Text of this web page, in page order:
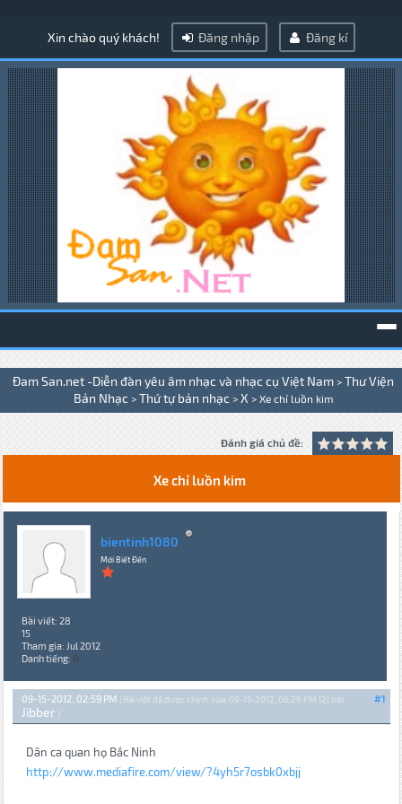
Xin chào quý khách! Đăng nhập Đăng kí
Đam San.net -Diễn đàn yêu âm nhạc và nhạc cụ Việt Nam > Thư Viện
Bản Nhạc > Thứ tự bản nhạc > X > Xe chỉ luồn kim
Đánh giá chủ đề:
Xe chỉ luồn kim
bientinh1080
Mới Biết Đến
Bài viết: 28
15
Tham gia: Jul 2012
Danh tiếng: 0
#1
09-15-2012, 02:59 PM (Bài viết đã được chỉnh sửa: 09-15-2012, 06:26 PM {2} bởi
Jibber .)
Dân ca quan họ Bắc Ninh
http://www.mediafire.com/view/?4yh5r7osbk0xbjj